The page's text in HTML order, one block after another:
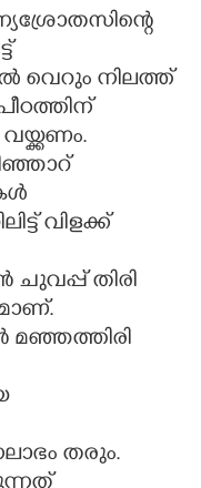
വെറും നിലത്ത്
വിളക്ക്
ചുവപ്പ് തിരി
മഞ്ഞത്തിരി
തരും.